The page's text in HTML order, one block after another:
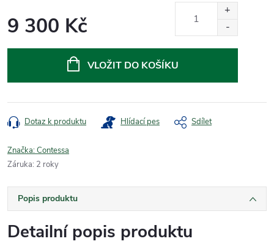
9 300 Kč
VLOŽIT DO KOŠÍKU
Dotaz k produktu Hlídací pes Sdílet
Značka:Contessa
Záruka: 2 roky
Popis produktu
Detailní popis produktu